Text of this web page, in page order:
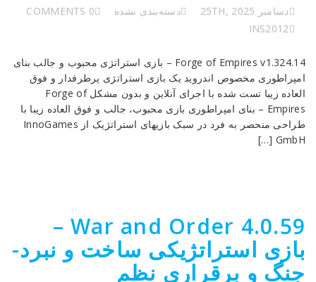
دسامبر 25TH, 2025 دسته‌بندی نشده
0 COMMENTS
INS2012
Forge of Empires v1.324.14 – بازی استراتژی محبوب و جالب بنای
امپراطوری مخصوص اندروید یک بازی استراتژی پرطرفدار و فوق
العاده زیبا تست شده با اجرای آنلاین و بدون مشکل Forge of
Empires – بنای امپراطوری بازی محبوب، جالب و فوق العاده زیبا با
طراحی منحصر به فرد در سبک بازیهای استراتژیک از InnoGames
GmbH […]
War and Order 4.0.59 –
بازی استراتژیکی ساخت و نبرد-
جنگ و برقراری نظم